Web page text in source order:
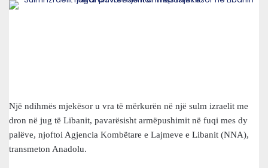
Një ndihmës mjekësor u vra të mërkurën në një sulm izraelit me
dron në jug të Libanit, pavarësisht armëpushimit në fuqi mes dy
palëve, njoftoi Agjencia Kombëtare e Lajmeve e Libanit (NNA),
transmeton Anadolu.